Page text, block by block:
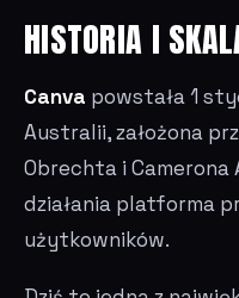
HISTORIA I
Canva powstała 1
Australii, założona
Obrechta i Camerona
działania platforma
użytkowników.